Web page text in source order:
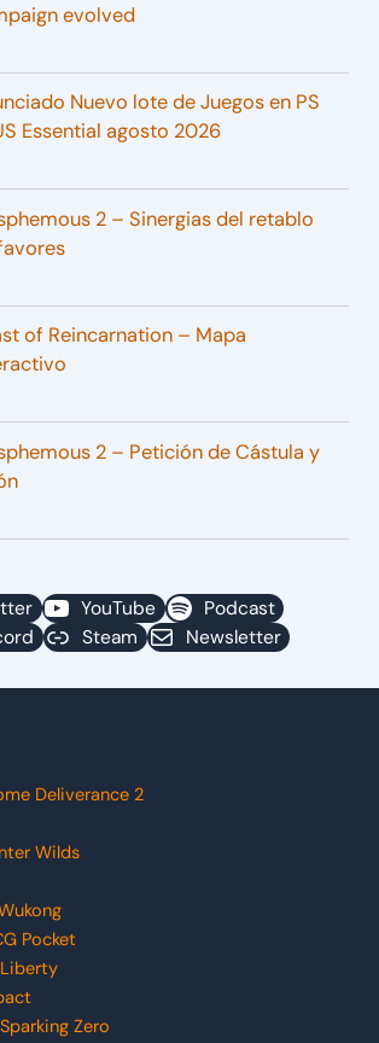
evolved
Nuevo lote de Juegos en PS
Essential agosto 2026
2 – Sinergias del retablo
of Reincarnation – Mapa
2 – Petición de Cástula y
YouTube
Podcast
Steam Newsletter
Deliverance 2
Wilds
Pocket
Zero